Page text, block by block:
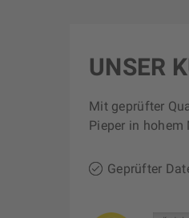
UNSER
Mit geprüfter
Pieper in
Geprüfter